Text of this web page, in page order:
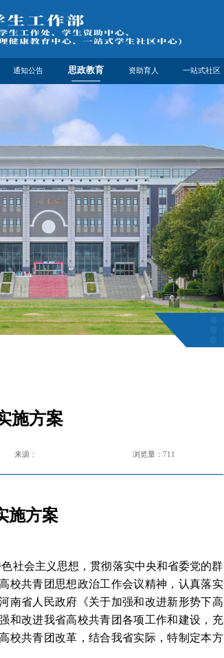
通知公告
通知公告
思政教育 资助育人
下载专区
一站式社区
施方案
来源： 浏览量： 711
施方案
社会主义思想，贯彻落实中央和省委党的群
校共青团思想政治工作会议精神，认真落实
南省人民政府《关于加强和改进新形势下高
和改进我省高校共青团各项工作和建设，充
校共青团改革，结合我省实际，特制定本方